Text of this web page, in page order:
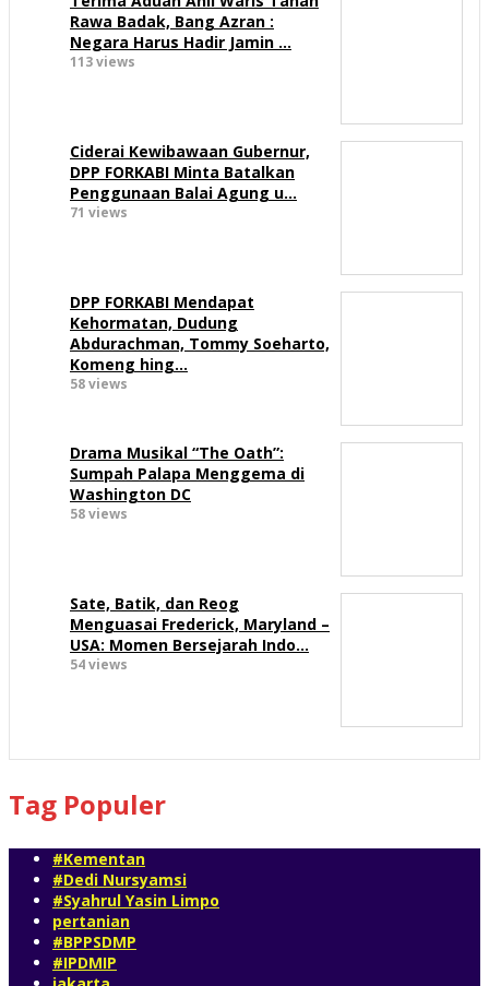
Rawa Badak, Bang Azran :
Negara Harus Hadir Jamin …
113 views
Ciderai Kewibawaan Gubernur,
DPP FORKABI Minta Batalkan
Penggunaan Balai Agung u…
71 views
DPP FORKABI Mendapat
Kehormatan, Dudung
Abdurachman, Tommy Soeharto,
Komeng hing…
58 views
Drama Musikal “The Oath”:
Sumpah Palapa Menggema di
Washington DC
58 views
Sate, Batik, dan Reog
Menguasai Frederick, Maryland –
USA: Momen Bersejarah Indo…
54 views
Tag Populer
#Kementan
#Dedi Nursyamsi
#Syahrul Yasin Limpo
pertanian
#BPPSDMP
#IPDMIP